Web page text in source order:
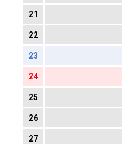
21
22
23
24
25
26
27